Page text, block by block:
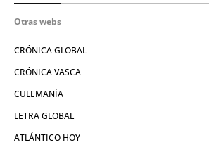
Otras webs
CRÓNICA GLOBAL
CRÓNICA VASCA
CULEMANÍA
LETRA GLOBAL
ATLÁNTICO HOY